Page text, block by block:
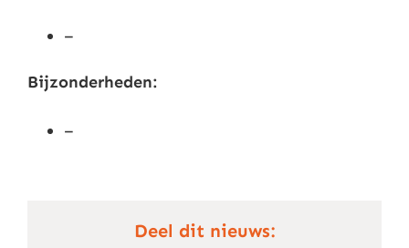
–
Bijzonderheden:
–
Deel dit nieuws: